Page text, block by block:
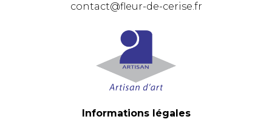
contact@fleur-de-cerise.fr
Informations légales